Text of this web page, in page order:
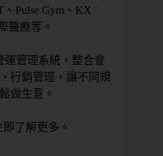
Pulse Gym、KX
醫療等。
運管理系統，整合會
行銷管理，讓不同規
做生意。
了解更多。